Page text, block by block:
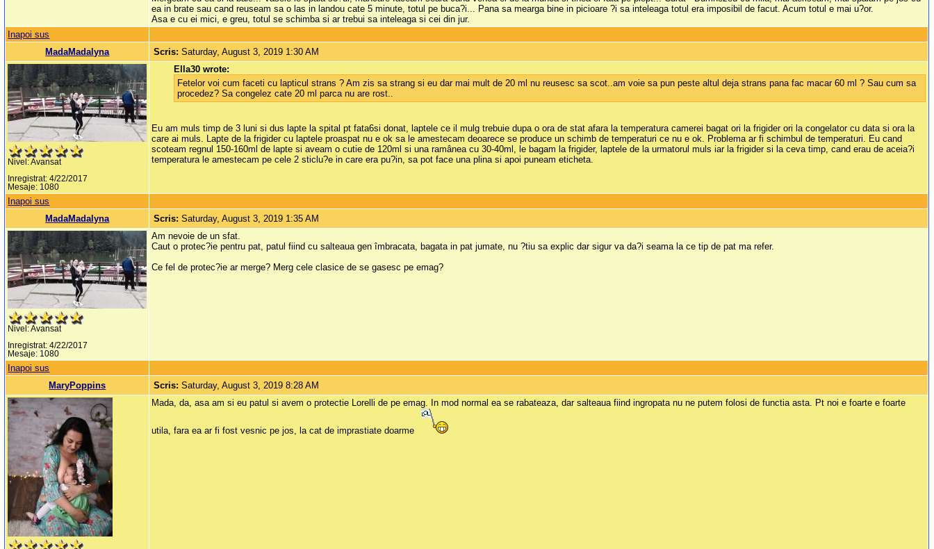
ea in brate sau cand reuseam sa o las in landou cate 5 minute, totul pe buca?i... Pana sa mearga bine in picioare ?i sa inteleaga totul era imposibil de facut. Acum totul e mai u?or.
Asa e cu ei mici, e greu, totul se schimba si ar trebui sa inteleaga si cei din jur.
Inapoi sus
MadaMadalyna
Scris:Saturday, August 3, 2019 1:30 AM
Nivel: Avansat
Inregistrat: 4/22/2017
Mesaje: 1080
Ella30 wrote:
Fetelor voi cum faceti cu lapticul strans ? Am zis sa strang si eu dar mai mult de 20 ml nu reusesc sa scot..am voie sa pun peste altul deja strans pana fac macar 60 ml ? Sau cum sa
procedez? Sa congelez cate 20 ml parca nu are rost..
Eu am muls timp de 3 luni si dus lapte la spital pt fata6si donat, laptele ce il mulg trebuie dupa o ora de stat afara la temperatura camerei bagat ori la frigider ori la congelator cu data si ora la
care ai muls. Lapte de la frigider cu laptele proaspat nu e ok sa le amestecam deoarece se produce un schimb de temperaturi ce nu e ok. Problema ar fi schimbul de temperaturi. Eu cand
scoteam regnul 150-160ml de lapte si aveam o cutie de 120ml si una ramânea cu 30-40ml, le bagam la frigider, laptele de la urmatorul muls iar la frigider si la ceva timp, cand erau de aceia?i
temperatura le amestecam pe cele 2 sticlu?e in care era pu?in, sa pot face una plina si apoi puneam eticheta.
Inapoi sus
MadaMadalyna
Scris:Saturday, August 3, 2019 1:35 AM
Nivel: Avansat
Inregistrat: 4/22/2017
Mesaje: 1080
Am nevoie de un sfat.
Caut o protec?ie pentru pat, patul fiind cu salteaua gen îmbracata, bagata in pat jumate, nu ?tiu sa explic dar sigur va da?i seama la ce tip de pat ma refer.
Ce fel de protec?ie ar merge? Merg cele clasice de se gasesc pe emag?
Inapoi sus
MaryPoppins
Scris:Saturday, August 3, 2019 8:28 AM
Mada, da, asa am si eu patul si avem o protectie Lorelli de pe emag. In mod normal ea se rabateaza, dar salteaua fiind ingropata nu ne putem folosi de functia asta. Pt noi e foarte e foarte
utila, fara ea ar fi fost vesnic pe jos, la cat de imprastiate doarme